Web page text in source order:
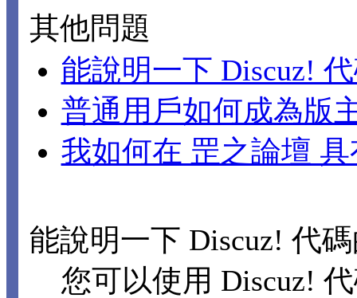
其他問題
能說明一下 Discuz!
普通用戶如何成為版
我如何在 罡之論壇
能說明一下 Discuz! 代
您可以使用 Discuz!